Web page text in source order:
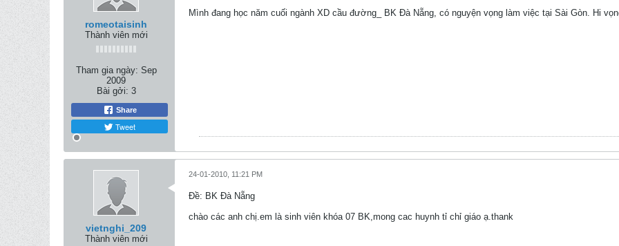
romeotaisinh
Thành viên mới
Tham gia ngày: Sep
2009
Bài gởi: 3
Share
Tweet
Mình đang học năm cuối ngành XD cầu đường_ BK Đà Nẵng, có nguyện vọng làm việc tại Sài Gòn. Hi
vietnghi_209
Thành viên mới
24-01-2010, 11:21 PM
Ðề: BK Đà Nẵng
chào các anh chị.em là sinh viên khóa 07 BK,mong cac huynh tỉ chỉ giáo ạ.thank